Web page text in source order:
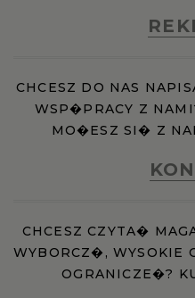
CHCESZ DO NAS
WSP�PRACY Z
MO�ESZ SI� Z
CHCESZ CZYTA�
WYBORCZ�, WYSOKIE
OGRANICZE�?